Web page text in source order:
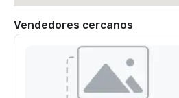
Vendedores cercanos